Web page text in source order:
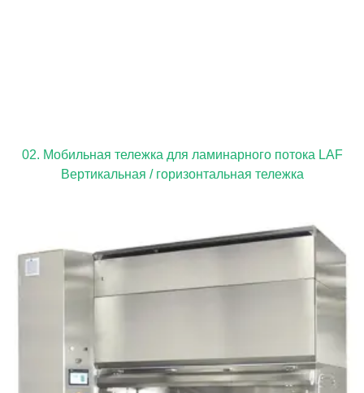
02. Мобильная тележка для ламинарного потока LAF
Вертикальная / горизонтальная тележка